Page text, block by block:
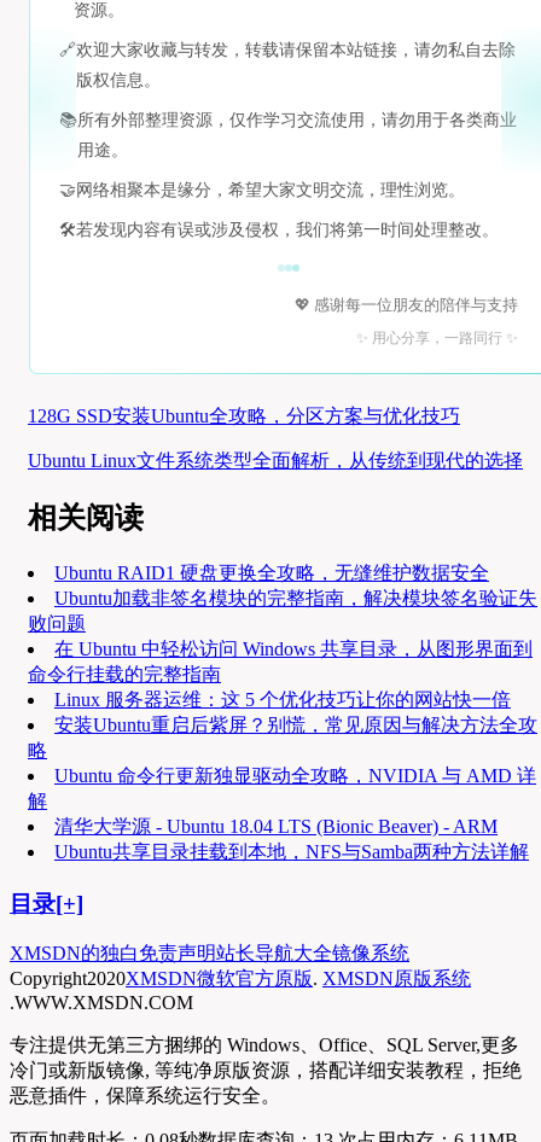
资源。
🔗欢迎大家收藏与转发，转载请保留本站链接，请勿私自去除
版权信息。
📚所有外部整理资源，仅作学习交流使用，请勿用于各类商业
用途。
🤝 网络相聚本是缘分，希望大家文明交流，理性浏览。
🛠️若发现内容有误或涉及侵权，我们将第一时间处理整改。
💖 感谢每一位朋友的陪伴与支持
✨ 用心分享，一路同行 ✨
128G SSD安装Ubuntu全攻略，分区方案与优化技巧
Ubuntu Linux文件系统类型全面解析，从传统到现代的选择
相关阅读
Ubuntu RAID1 硬盘更换全攻略，无缝维护数据安全
Ubuntu加载非签名模块的完整指南，解决模块签名验证失
败问题
在 Ubuntu 中轻松访问 Windows 共享目录，从图形界面到
命令行挂载的完整指南
Linux 服务器运维：这 5 个优化技巧让你的网站快一倍
安装Ubuntu重启后紫屏？别慌，常见原因与解决方法全攻
略
Ubuntu 命令行更新独显驱动全攻略，NVIDIA 与 AMD 详
解
清华大学源 - Ubuntu 18.04 LTS (Bionic Beaver) - ARM
Ubuntu共享目录挂载到本地，NFS与Samba两种方法详解
目录[+]
XMSDN的独白免责声明站长导航大全镜像系统
Copyright2020XMSDN微软官方原版. XMSDN原版系统
.WWW.XMSDN.COM
专注提供无第三方捆绑的 Windows、Office、SQL Server,更多
冷门或新版镜像, 等纯净原版资源，搭配详细安装教程，拒绝
恶意插件，保障系统运行安全。